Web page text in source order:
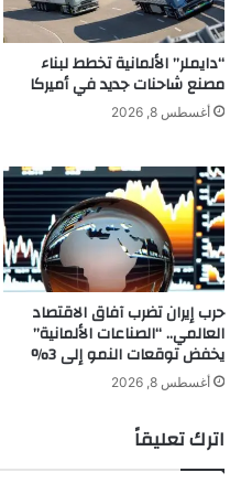
2
%
خ
ل
ا
ل
ر
ب
ع
ا
ل
ث
ا
ل
ث
ا
د
ا
ق
ت
د
ك
و
ر
ي
ا
ا
ل
ج
ن
ي
ة
“دايملر” الألمانية تخطط لبناء
مصنع شاحنات جديد في أميركا
أغسطس 8, 2026
حرب إيران تضرب آفاق الاقتصاد
العالمي.. “الصناعات الألمانية”
يخفض توقعات النمو إلى 3%
أغسطس 8, 2026
اترك تعليقاً